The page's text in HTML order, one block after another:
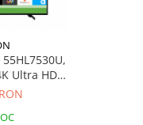
Ultra HD,
G